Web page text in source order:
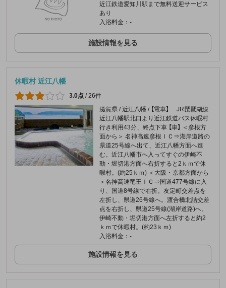
近江鉄道愛知川駅まで無料送迎サービス
あり
入浴料金：-
施設情報を見る
休暇村 近江八幡
3.0点 /26件
滋賀県 / 近江八幡 / 【電車】 JR琵琶湖線
近江八幡駅北口より近江鉄道バス休暇村
行き利用43分、終点下車 【車】 ＜彦根方
面から＞ 名神高速彦根ＩＣ⇒湖岸道路の
県道25号線へ出て、近江八幡方面へ進
む。近江八幡市へ入ってすぐの伊崎不
動・堀切港方面へ右折すると2ｋｍで休
暇村。(約25ｋｍ) ＜大阪・京都方面から
＞名神高速竜王ＩＣ⇒国道477号線に入
り、国道8号線で右折。友定町交差点を
左折し、県道26号線へ。渡合橋北詰交差
点を右折し、県道25号線(湖岸道路)へ。
伊崎不動・堀切港方面へ左折すると約2
ｋｍで休暇村。(約23ｋｍ)
入浴料金：-
施設情報を見る